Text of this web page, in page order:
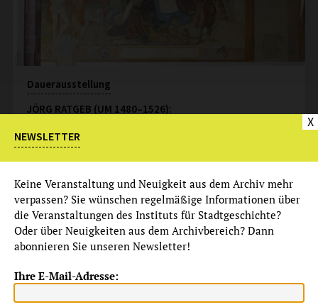
Dauerausstellung
JÖRG RATGEB (UM 1480–1526):
Eintritt: frei
mehr
Dauerangebot
Audioguide zur Ausstellung
X
NEWSLETTER
Keine Veranstaltung und Neuigkeit aus dem Archiv mehr
verpassen? Sie wünschen regelmäßige Informationen über
die Veranstaltungen des Instituts für Stadtgeschichte?
Oder über Neuigkeiten aus dem Archivbereich? Dann
abonnieren Sie unseren Newsletter!
Ihre E-Mail-Adresse: